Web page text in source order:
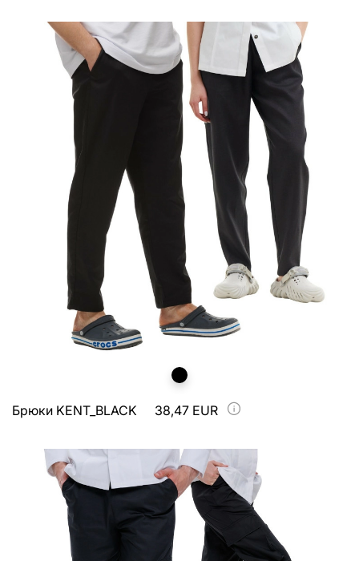
Брюки KENT_BLACK 38,47 EUR